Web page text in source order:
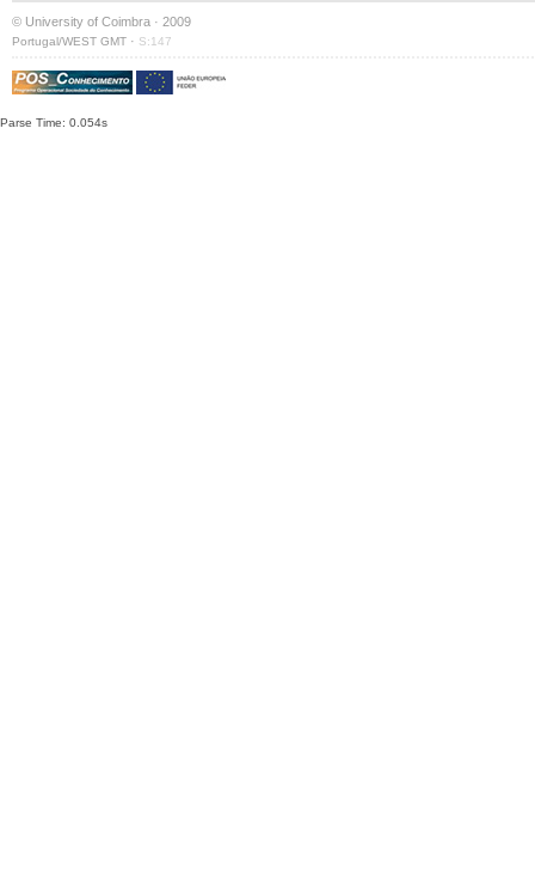
© University of Coimbra · 2009
Portugal/WEST GMT · S:147
Parse Time: 0.054s